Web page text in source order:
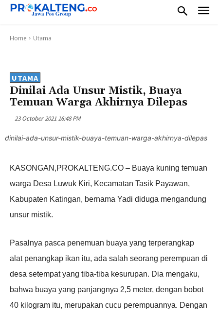
Home Utama
UTAMA
Dinilai Ada Unsur Mistik, Buaya
Temuan Warga Akhirnya Dilepas
23 October 2021 16:48 PM
dinilai-ada-unsur-mistik-buaya-temuan-warga-akhirnya-dilepas
KASONGAN ,PROKALTENG.CO – Buaya kuning temuan
warga Desa Luwuk Kiri, Kecamatan Tasik Payawan,
Kabupaten Katingan, bernama Yadi diduga mengandung
unsur mistik.
Pasalnya pasca penemuan buaya yang terperangkap
alat penangkap ikan itu, ada salah seorang perempuan di
desa setempat yang tiba-tiba kesurupan. Dia mengaku,
bahwa buaya yang panjangnya 2,5 meter, dengan bobot
40 kilogram itu, merupakan cucu perempuannya. Dengan